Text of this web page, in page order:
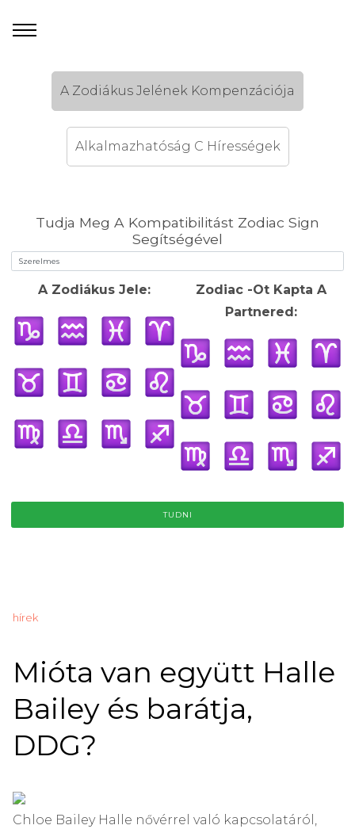
A Zodiákus Jelének Kompenzációja
Alkalmazhatóság C Hírességek
Tudja Meg A Kompatibilitást Zodiac Sign
Segítségével
A Zodiákus Jele:
Zodiac -Ot Kapta A
Partnered:
TUDNI
hírek
Mióta van együtt Halle
Bailey és barátja,
DDG?
Chloe Bailey Halle nővérrel való kapcsolatáról,